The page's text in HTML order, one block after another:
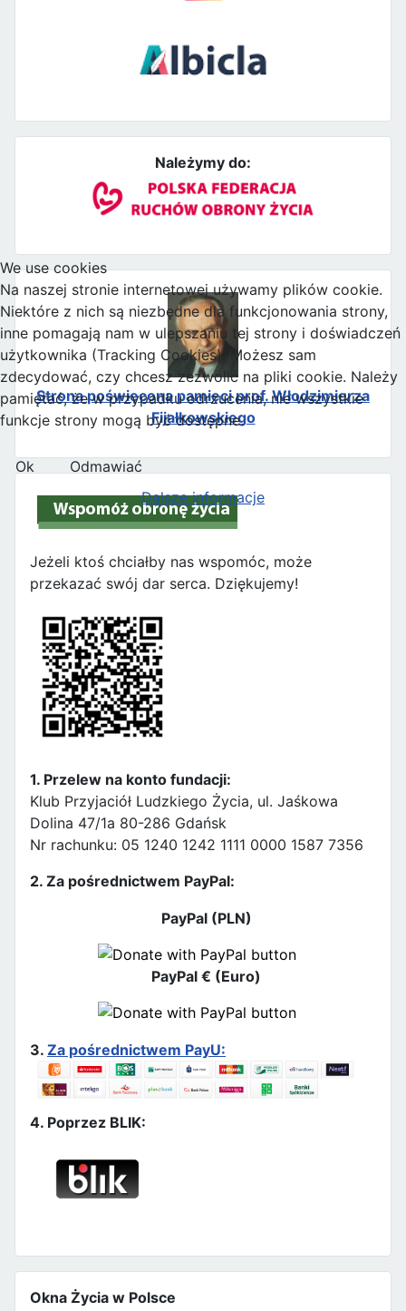
Należymy do:
Strona poświęcona pamięci prof. Włodzimierza
Fijałkowskiego
Jeżeli ktoś chciałby nas wspomóc, może
przekazać swój dar serca. Dziękujemy!
1. Przelew na konto fundacji:
Klub Przyjaciół Ludzkiego Życia, ul. Jaśkowa
Dolina 47/1a 80-286 Gdańsk
Nr rachunku: 05 1240 1242 1111 0000 1587 7356
2. Za pośrednictwem PayPal:
PayPal (PLN)
PayPal € (Euro)
3. Za pośrednictwem PayU:
4. Poprzez BLIK:
Okna Życia w Polsce
We use cookies
Na naszej stronie internetowej używamy plików cookie.
Niektóre z nich są niezbędne dla funkcjonowania strony,
inne pomagają nam w ulepszaniu tej strony i doświadczeń
użytkownika (Tracking Cookies). Możesz sam
zdecydować, czy chcesz zezwolić na pliki cookie. Należy
pamiętać, że w przypadku odrzucenia, nie wszystkie
funkcje strony mogą być dostępne.
Ok
Odmawiać
Dalsze informacje